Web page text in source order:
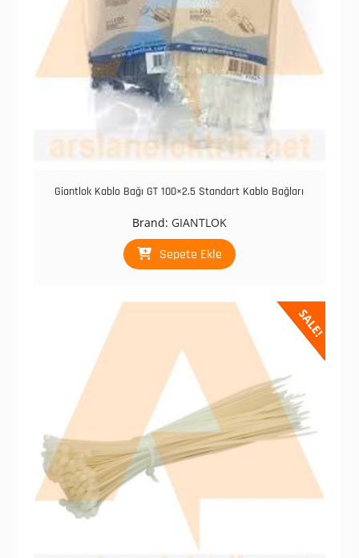
Giantlok Kablo Bağı GT 100×2.5 Standart Kablo Bağları
Brand: GIANTLOK
Sepete Ekle
SALE!